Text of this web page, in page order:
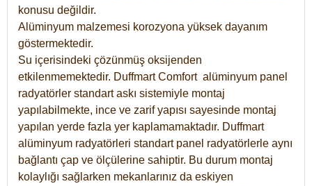
konusu değildir.
Alüminyum malzemesi korozyona yüksek dayanım
göstermektedir.
Su içerisindeki çözünmüş oksijenden
etkilenmemektedir. DuffmartComfort alüminyum panel
radyatörler standart askı sistemiyle montaj
yapılabilmekte, ince ve zarif yapısı sayesinde montaj
yapılan yerde fazla yer kaplamamaktadır. Duffmart
alüminyum radyatörleri standart panel radyatörlerle aynı
bağlantı çap ve ölçülerine sahiptir. Bu durum montaj
kolaylığı sağlarken mekanlarınız da eskiyen